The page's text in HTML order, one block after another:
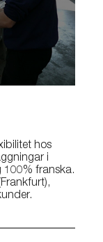
hos
i
100% franska.